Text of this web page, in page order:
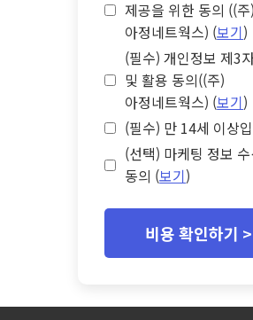
제공을 위한 동의 ((주)
아정네트웍스) (보기)
(필수) 개인정보 제3
및 활용 동의((주)
아정네트웍스) (보기)
(필수) 만 14세 이상
(선택) 마케팅 정보 수
동의 (보기)
비용 확인하기 >